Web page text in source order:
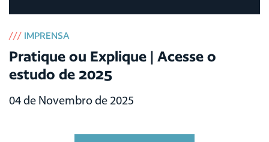
/// IMPRENSA
Pratique ou Explique | Acesse o
estudo de 2025
04 de Novembro de 2025